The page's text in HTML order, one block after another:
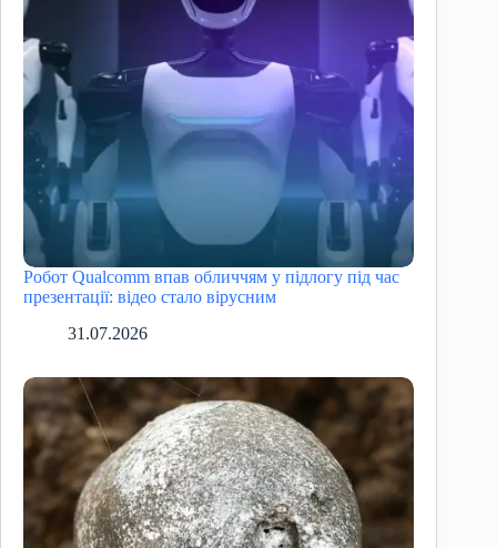
Робот Qualcomm впав обличчям у підлогу під час
презентації: відео стало вірусним
31.07.2026